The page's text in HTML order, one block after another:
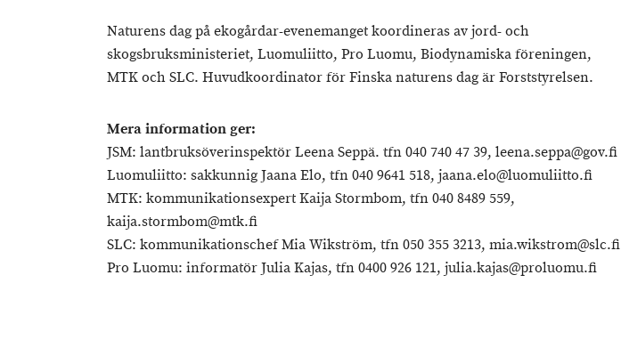
Naturens dag på ekogårdar-evenemanget koordineras av jord- och
skogsbruksministeriet, Luomuliitto, Pro Luomu, Biodynamiska föreningen,
MTK och SLC. Huvudkoordinator för Finska naturens dag är Forststyrelsen.
Mera information ger:
JSM: lantbruksöverinspektör Leena Seppä. tfn 040 740 47 39, leena.seppa@gov.fi
Luomuliitto: sakkunnig Jaana Elo, tfn 040 9641 518, jaana.elo@luomuliitto.fi
MTK: kommunikationsexpert Kaija Stormbom, tfn 040 8489 559,
kaija.stormbom@mtk.fi
SLC: kommunikationschef Mia Wikström, tfn 050 355 3213, mia.wikstrom@slc.fi
Pro Luomu: informatör Julia Kajas, tfn 0400 926 121, julia.kajas@proluomu.fi